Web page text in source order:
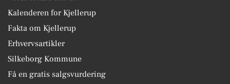
Kalenderen for Kjellerup
Fakta om Kjellerup
Erhvervsartikler
Silkeborg Kommune
Få en gratis salgsvurdering